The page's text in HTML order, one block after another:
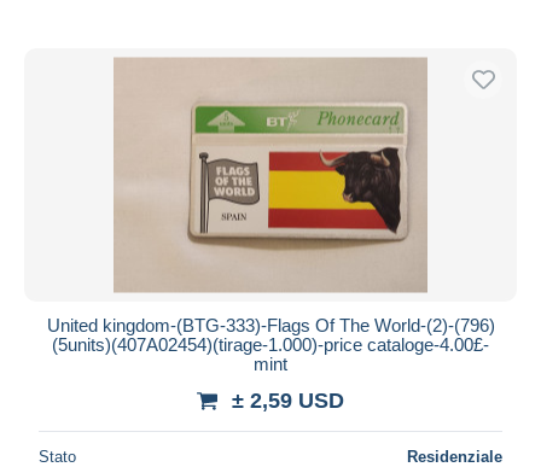
United kingdom-(BTG-333)-Flags Of The World-(2)-(796)
(5units)(407A02454)(tirage-1.000)-price cataloge-4.00£-
mint
± 2,59 USD
Stato Residenziale